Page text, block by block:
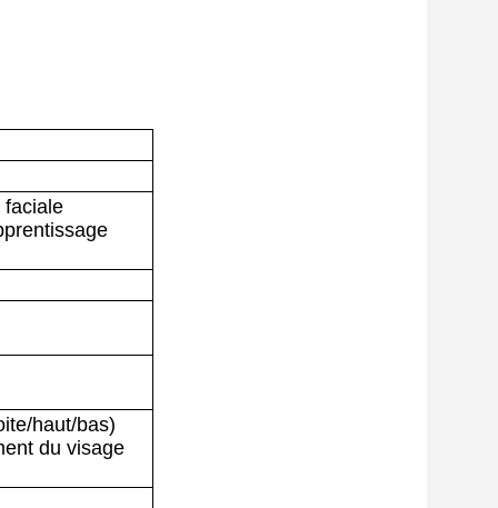
faciale
haut/bas)
du visage